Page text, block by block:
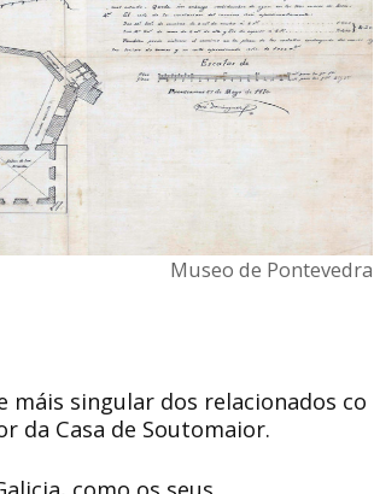
Museo de Pontevedra
máis singular dos relacionados co
da Casa de Soutomaior.